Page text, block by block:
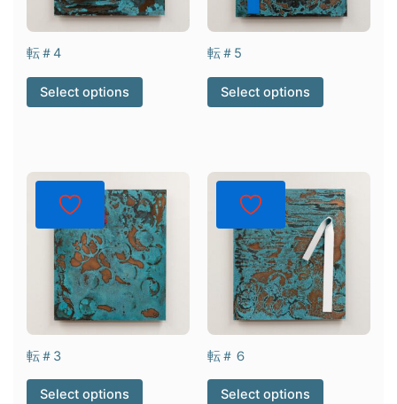
転＃4
Select options
転＃5
Select options
転＃3
Select options
転＃６
Select options